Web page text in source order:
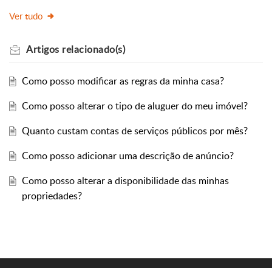
Ver tudo
Artigos relacionado(s)
Como posso modificar as regras da minha casa?
Como posso alterar o tipo de aluguer do meu imóvel?
Quanto custam contas de serviços públicos por mês?
Como posso adicionar uma descrição de anúncio?
Como posso alterar a disponibilidade das minhas
propriedades?